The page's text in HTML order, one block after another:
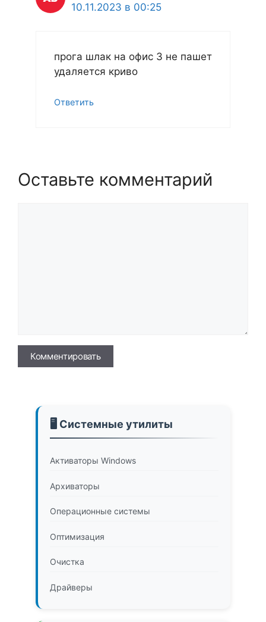
10.11.2023 в 00:25
прога шлак на офис 3 не пашет
удаляется криво
Ответить
Оставьте комментарий
Имя
🖥️ Системные утилиты
Активаторы Windows
Архиваторы
Операционные системы
Оптимизация
Очистка
Драйверы